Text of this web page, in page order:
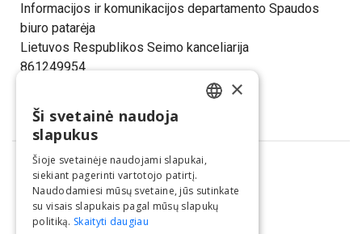
Informacijos ir komunikacijos departamento Spaudos
biuro patarėja
Lietuvos Respublikos Seimo kanceliarija
861249954
Dalintis
×
Ši svetainė naudoja
slapukus
Šioje svetainėje naudojami slapukai,
siekiant pagerinti vartotojo patirtį.
Naudodamiesi mūsų svetaine, jūs sutinkate
su visais slapukais pagal mūsų slapukų
politiką. Skaityti daugiau